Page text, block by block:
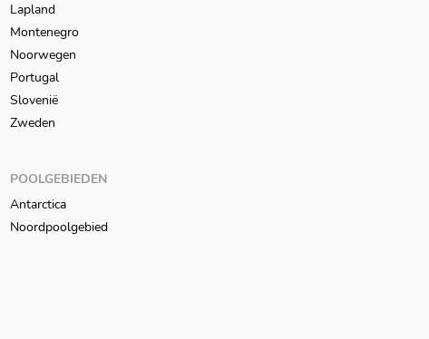
Lapland
Montenegro
Noorwegen
Portugal
Slovenië
Zweden
POOLGEBIEDEN
Antarctica
Noordpoolgebied